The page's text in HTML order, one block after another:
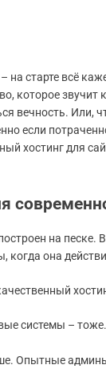
на старте всё
которое звучит
вечность. Или,
если
хостинг для
на песке.
когда она
системы –
Опытные